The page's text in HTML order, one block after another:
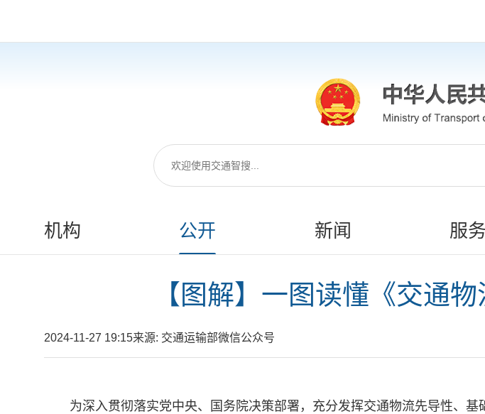
机构 公开 新闻 服务
【图解】一图读懂《交通
2024-11-27 19:15来源: 交通运输部微信公众号
为深入贯彻落实党中央、国务院决策部署，充分发挥交通物流先导性、